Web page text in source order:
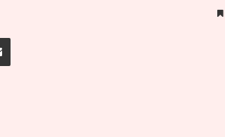
Partager par email